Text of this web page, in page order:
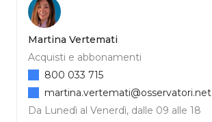
Martina Vertemati
Acquisti e abbonamenti
Da Lunedì al Venerdì, dalle 09 alle 18
800 033 715
martina.vertemati@osservatori.net